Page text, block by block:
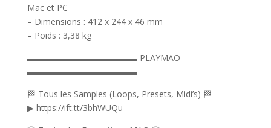
Mac et PC
– Dimensions : 412 x 244 x 46 mm
– Poids : 3,38 kg
▬▬▬▬▬▬▬▬▬▬▬▬▬ PLAYMAO
▬▬▬▬▬▬▬▬▬▬▬▬▬
🏁 Tous les Samples (Loops, Presets, Midi’s) 🏁
▶ https://ift.tt/3bhWUQu